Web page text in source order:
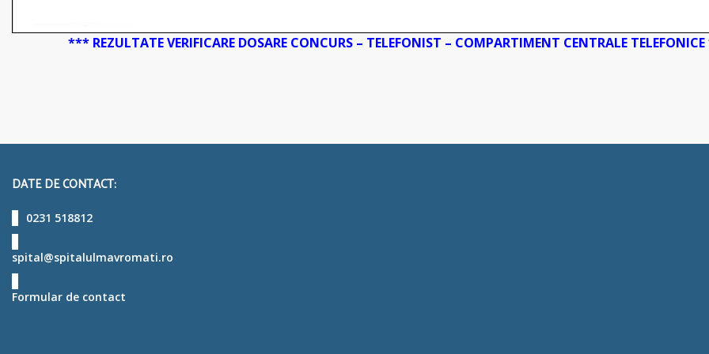
*** REZULTATE VERIFICARE DOSARE CONCURS – TELEFONIST – COMPARTIMENT CENTRALE
DATE DE CONTACT:
0231 518812
spital@spitalulmavromati.ro
Formular de contact